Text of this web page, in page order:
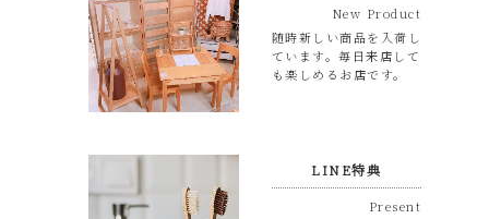
New Product
随時新しい商品を入荷し
ています。毎日来店して
も楽しめるお店です。
LINE特典
Present